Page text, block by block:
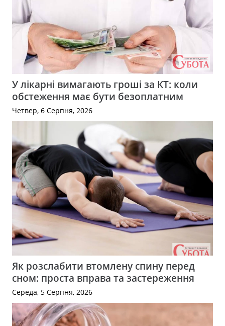
У лікарні вимагають гроші за КТ: коли
обстеження має бути безоплатним
Четвер, 6 Серпня, 2026
Як розслабити втомлену спину перед
сном: проста вправа та застереження
Середа, 5 Серпня, 2026